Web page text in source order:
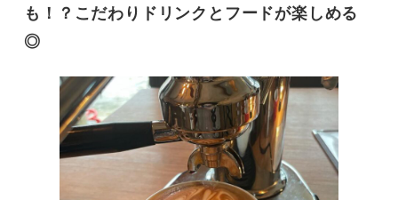
も！？こだわりドリンクとフードが楽しめる
◎